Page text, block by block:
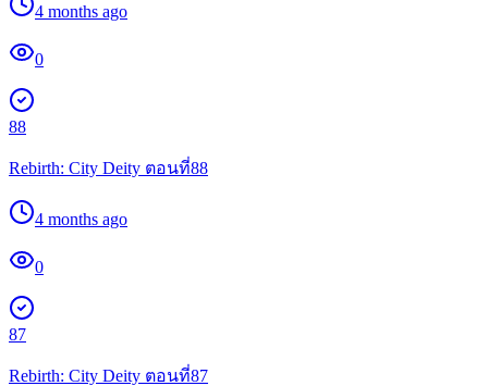
4 months ago
0
88
Rebirth: City Deity ตอนที่88
4 months ago
0
87
Rebirth: City Deity ตอนที่87